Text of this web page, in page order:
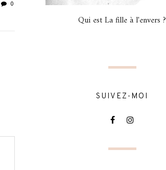
0
Qui est La fille à l'envers ?
SUIVEZ-MOI